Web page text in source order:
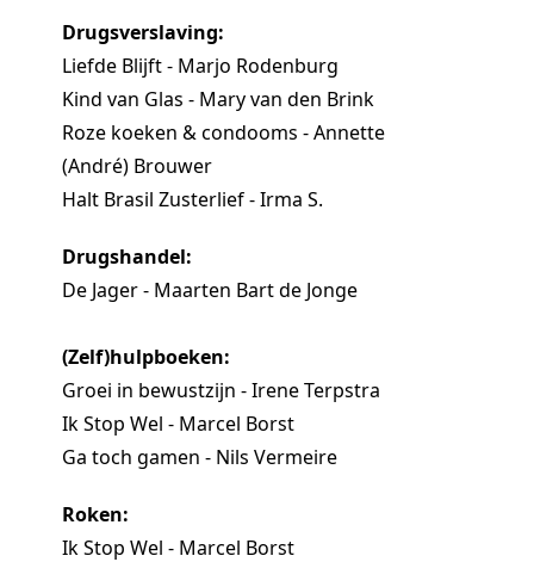
Drugsverslaving:
Liefde Blijft - Marjo Rodenburg
Kind van Glas - Mary van den Brink
Roze koeken & condooms - Annette
(André) Brouwer
Halt Brasil Zusterlief - Irma S.
Drugshandel:
De Jager - Maarten Bart de Jonge
(Zelf)hulpboeken:
Groei in bewustzijn - Irene Terpstra
Ik Stop Wel - Marcel Borst
Ga toch gamen - Nils Vermeire
Roken:
Ik Stop Wel - Marcel Borst